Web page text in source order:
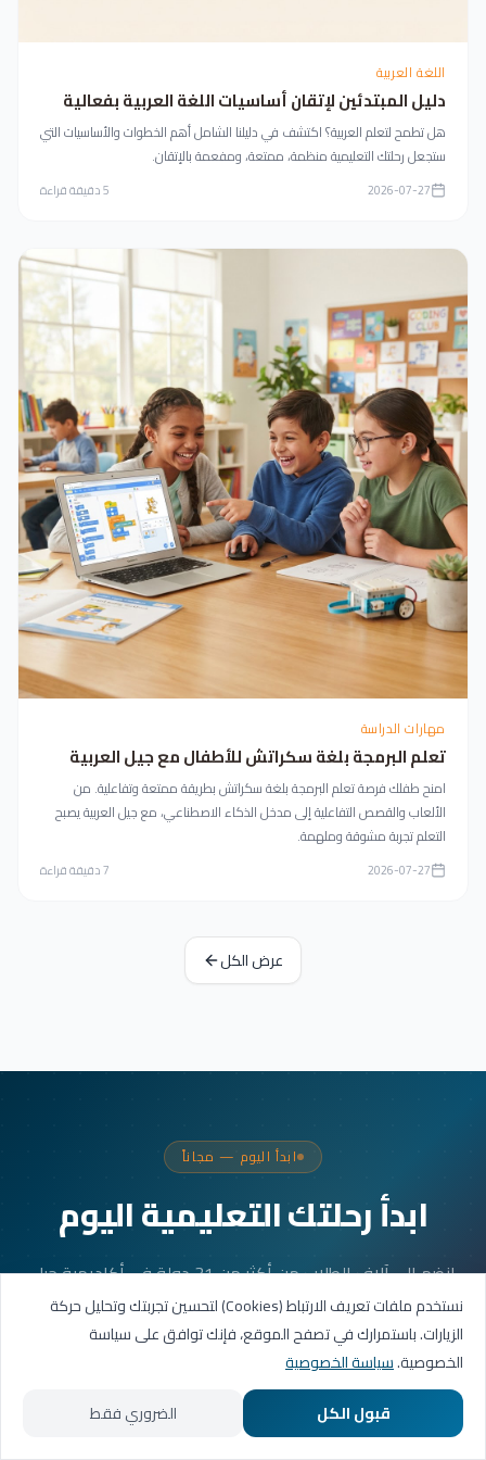
اللغة العربية
دليل المبتدئين لإتقان أساسيات اللغة العربية بفعالية
هل تطمح لتعلم العربية؟ اكتشف في دليلنا الشامل أهم الخطوات والأساسيات التي
ستجعل رحلتك التعليمية منظمة، ممتعة، ومفعمة بالإتقان.
2026-07-27
5دقيقة قراءة
مهارات الدراسة
تعلم البرمجة بلغة سكراتش للأطفال مع جيل العربية
امنح طفلك فرصة تعلم البرمجة بلغة سكراتش بطريقة ممتعة وتفاعلية. من
الألعاب والقصص التفاعلية إلى مدخل الذكاء الاصطناعي، مع جيل العربية يصبح
التعلم تجربة مشوقة وملهمة.
2026-07-27
7دقيقة قراءة
عرض الكل
ابدأ اليوم — مجاناً
ابدأ رحلتك التعليمية اليوم
انضم إلى آلاف الطلاب من أكثر من 31 دولة في أكاديمية جيل
العربية. جلستك الأولى مجانية.
احجز حصتك التجريبية
تواصل عبر واتساب
الرئيسية المسارات التعليمية
نستخدم ملفات تعريف الارتباط (Cookies) لتحسين تجربتك وتحليل حركة
الزيارات. باستمرارك في تصفح الموقع، فإنك توافق على سياسة
الخصوصية.سياسة الخصوصية
قبول الكل
الضروري فقط